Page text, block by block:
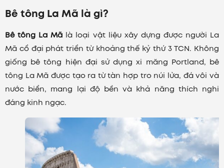
Bê tông La Mã là gì?
Bê tông La Mã là loại vật liệu xây dựng được người La
Mã cổ đại phát triển từ khoảng thế kỷ thứ 3 TCN. Không
giống bê tông hiện đại sử dụng xi măng Portland, bê
tông La Mã được tạo ra từ tàn hợp tro núi lửa, đá vôi và
nước biển, mang lại độ bền và khả năng thích nghi
đáng kinh ngạc.